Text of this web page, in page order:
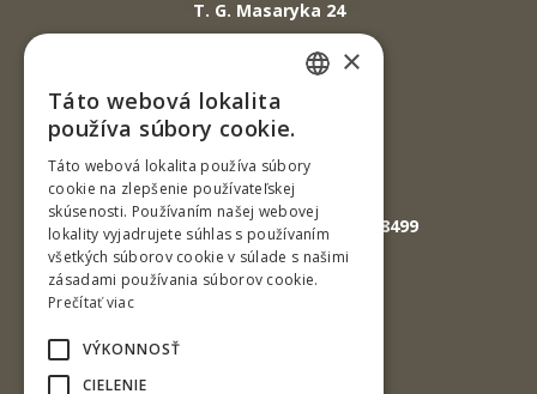
T. G. Masaryka 24
960 01 Zvolen
Slovenská republika
Tel.: +421-45-520 61 11
Fax: +421-45-533 00 27
E-mail: info@tuzvo.sk
GPS súradnice: 48.572024,19.118499
×
Táto webová lokalita
používa súbory cookie.
Táto webová lokalita používa súbory
cookie na zlepšenie používateľskej
skúsenosti. Používaním našej webovej
lokality vyjadrujete súhlas s používaním
všetkých súborov cookie v súlade s našimi
zásadami používania súborov cookie.
Prečítať viac
VÝKONNOSŤ
CIELENIE